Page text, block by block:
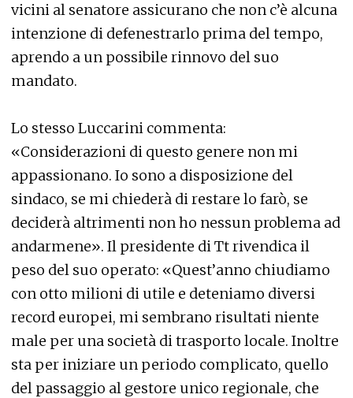
vicini al senatore assicurano che non c’è alcuna
intenzione di defenestrarlo prima del tempo,
aprendo a un possibile rinnovo del suo
mandato.
Lo stesso Luccarini commenta:
«Considerazioni di questo genere non mi
appassionano. Io sono a disposizione del
sindaco, se mi chiederà di restare lo farò, se
deciderà altrimenti non ho nessun problema ad
andarmene». Il presidente di Tt rivendica il
peso del suo operato: «Quest’anno chiudiamo
con otto milioni di utile e deteniamo diversi
record europei, mi sembrano risultati niente
male per una società di trasporto locale. Inoltre
sta per iniziare un periodo complicato, quello
del passaggio al gestore unico regionale, che